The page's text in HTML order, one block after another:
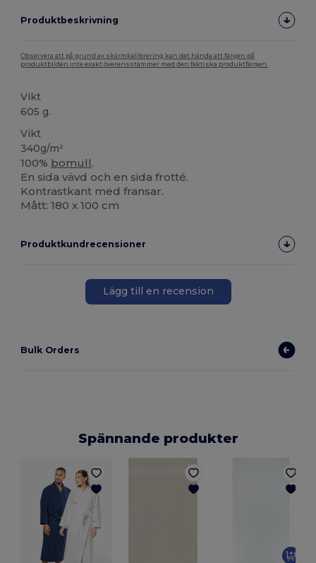
Produktbeskrivning
Observera att på grund av skärmkalibrering kan det hända att färgen på
produktbilden inte exakt överensstämmer med den faktiska produktfärgen.
Vikt
605 g.
Vikt
340g/m²
100% bomull.
En sida vävd och en sida frotté.
Kontrastkant med fransar.
Mått: 180 x 100 cm
Produktkundrecensioner
Lägg till en recension
Bulk Orders
Spännande produkter